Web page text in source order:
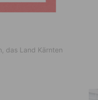
das Land Kärnten